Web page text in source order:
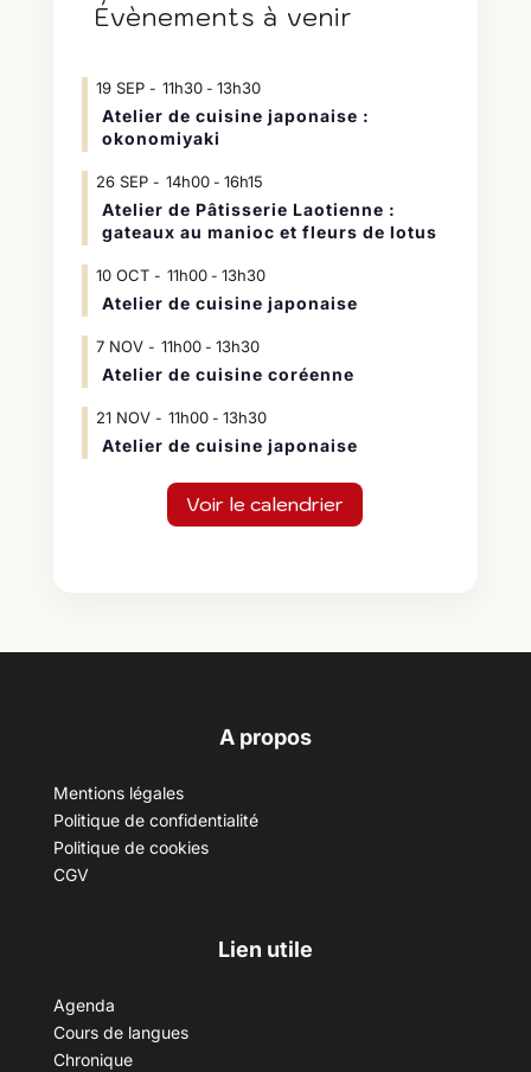
Évènements à venir
19 SEP 11h30- 13h30
Atelier de cuisine japonaise :
okonomiyaki
26 SEP 14h00- 16h15
Atelier de Pâtisserie Laotienne :
gateaux au manioc et fleurs de lotus
10 OCT 11h00- 13h30
Atelier de cuisine japonaise
7 NOV 11h00- 13h30
Atelier de cuisine coréenne
21 NOV 11h00- 13h30
Atelier de cuisine japonaise
Voir le calendrier
A propos
Mentions légales
Politique de confidentialité
Politique de cookies
CGV
Lien utile
Agenda
Cours de langues
Chronique